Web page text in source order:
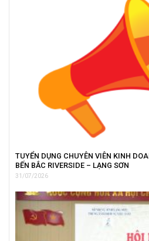
TUYỂN DỤNG CHUYÊN VIÊN KINH
BẾN BẮC RIVERSIDE – LẠNG SƠN
31/07/2026